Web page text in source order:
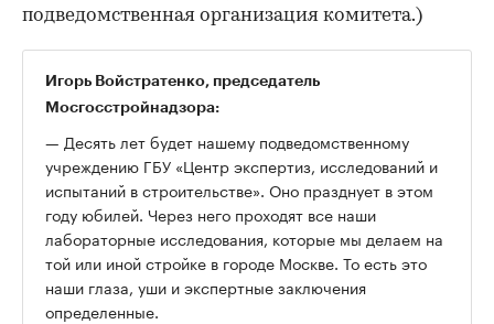
подведомственная организация комитета.)
Игорь Войстратенко, председатель
Мосгосстройнадзора:
— Десять лет будет нашему подведомственному
учреждению ГБУ «Центр экспертиз, исследований и
испытаний в строительстве». Оно празднует в этом
году юбилей. Через него проходят все наши
лабораторные исследования, которые мы делаем на
той или иной стройке в городе Москве. То есть это
наши глаза, уши и экспертные заключения
определенные.